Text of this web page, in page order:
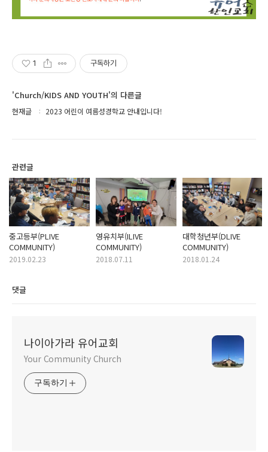
1 구독하기
'Church/KIDS AND YOUTH'의 다른글
현재글 2023 어린이 여름성경학교 안내입니다!
관련글
중고등부(PLIVE
COMMUNITY)
2019.02.23
영유치부(ILIVE
COMMUNITY)
2018.07.11
대학청년부(DLIVE
COMMUNITY)
2018.01.24
댓글
나이아가라 유어교회
Your Community Church
구독하기